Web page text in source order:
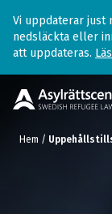
Vi uppdaterar just
nedsläckta eller
att uppdateras.
Hem /